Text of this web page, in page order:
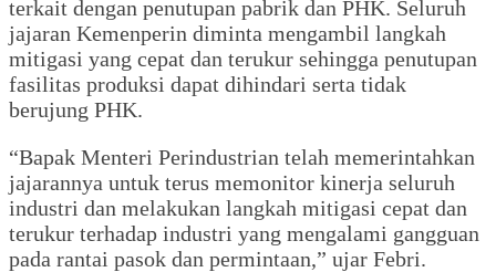
terkait dengan penutupan pabrik dan PHK. Seluruh
jajaran Kemenperin diminta mengambil langkah
mitigasi yang cepat dan terukur sehingga penutupan
fasilitas produksi dapat dihindari serta tidak
berujung PHK.
“Bapak Menteri Perindustrian telah memerintahkan
jajarannya untuk terus memonitor kinerja seluruh
industri dan melakukan langkah mitigasi cepat dan
terukur terhadap industri yang mengalami gangguan
pada rantai pasok dan permintaan,” ujar Febri.